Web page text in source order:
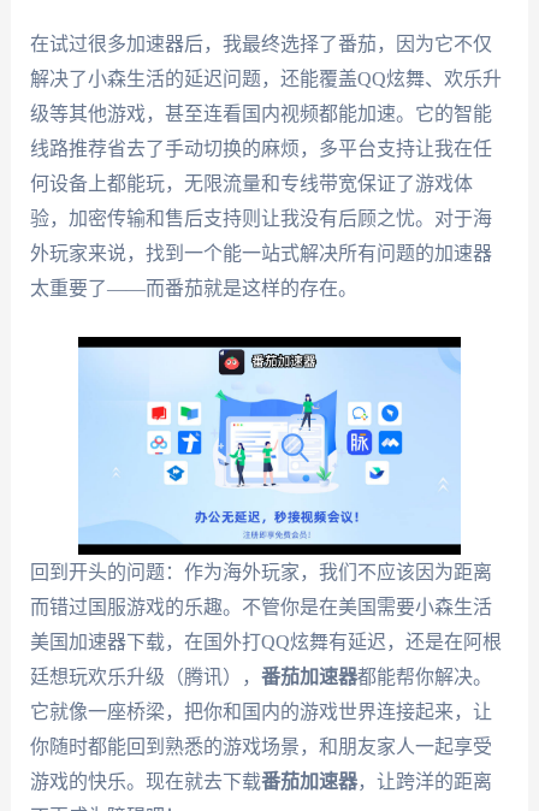
在试过很多加速器后，我最终选择了番茄，因为它不仅
解决了小森生活的延迟问题，还能覆盖QQ炫舞、欢乐升
级等其他游戏，甚至连看国内视频都能加速。它的智能
线路推荐省去了手动切换的麻烦，多平台支持让我在任
何设备上都能玩，无限流量和专线带宽保证了游戏体
验，加密传输和售后支持则让我没有后顾之忧。对于海
外玩家来说，找到一个能一站式解决所有问题的加速器
太重要了——而番茄就是这样的存在。
回到开头的问题：作为海外玩家，我们不应该因为距离
而错过国服游戏的乐趣。不管你是在美国需要小森生活
美国加速器下载，在国外打QQ炫舞有延迟，还是在阿根
廷想玩欢乐升级（腾讯）， 番茄加速器都能帮你解决。
它就像一座桥梁，把你和国内的游戏世界连接起来，让
你随时都能回到熟悉的游戏场景，和朋友家人一起享受
游戏的快乐。现在就去下载番茄加速器，让跨洋的距离